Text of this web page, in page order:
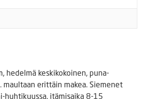
hedelmä keskikokoinen, puna-
maultaan erittäin makea. Siemenet
huhtikuussa, itämisaika 8-15